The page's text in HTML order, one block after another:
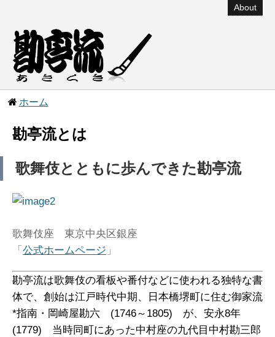
About
ホーム
勘亭流とは
歌舞伎とともに歩んできた勘亭流
歌舞伎座 東京中央区銀座
「 公式ホームページ 」
勘亭流は歌舞伎の看板や番付などに使われる独特な書
体で、創始は江戸時代中期、日本橋堺町に住む御家流
*指南・岡崎屋勘六 (1746～1805) が、安永8年
(1779) 当時同町にあった中村座の九代目中村勘三郎